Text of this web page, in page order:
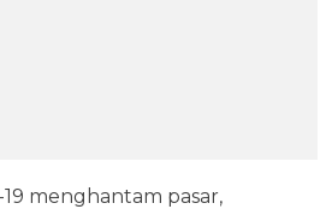
menghantam pasar,